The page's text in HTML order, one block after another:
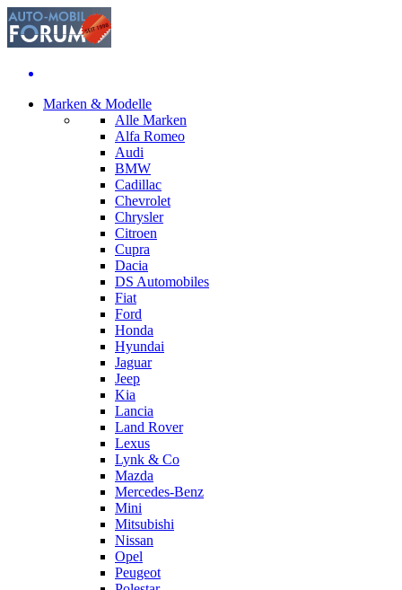
Marken & Modelle
Alle Marken
Alfa Romeo
Audi
BMW
Cadillac
Chevrolet
Chrysler
Citroen
Cupra
Dacia
DS Automobiles
Fiat
Ford
Honda
Hyundai
Jaguar
Jeep
Kia
Lancia
Land Rover
Lexus
Lynk & Co
Mazda
Mercedes-Benz
Mini
Mitsubishi
Nissan
Opel
Peugeot